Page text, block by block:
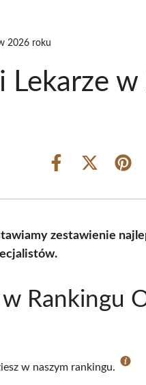
2026 roku
Lekarze
Share
Share
(Twitter)
zestawienie
Rankingu
w naszym rankingu.